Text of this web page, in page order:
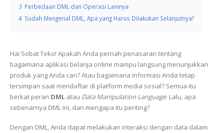
3 Perbedaan DML dan Operasi Lainnya
4 Sudah Mengenal DML, Apa yang Harus Dilakukan Selanjutnya?
Hai Sobat Teko! Apakah Anda pernah penasaran tentang
bagaimana aplikasi belanja online mampu langsung menunjukkan
produk yang Anda cari? Atau bagaimana informasi Anda tetap
tersimpan saat mendaftar di platform media sosial? Semua itu
berkat peran DML atau Data Manipulation Language. Lalu, apa
sebenarnya DML ini, dan mengapa itu penting?
Dengan DML, Anda dapat melakukan interaksi dengan data dalam